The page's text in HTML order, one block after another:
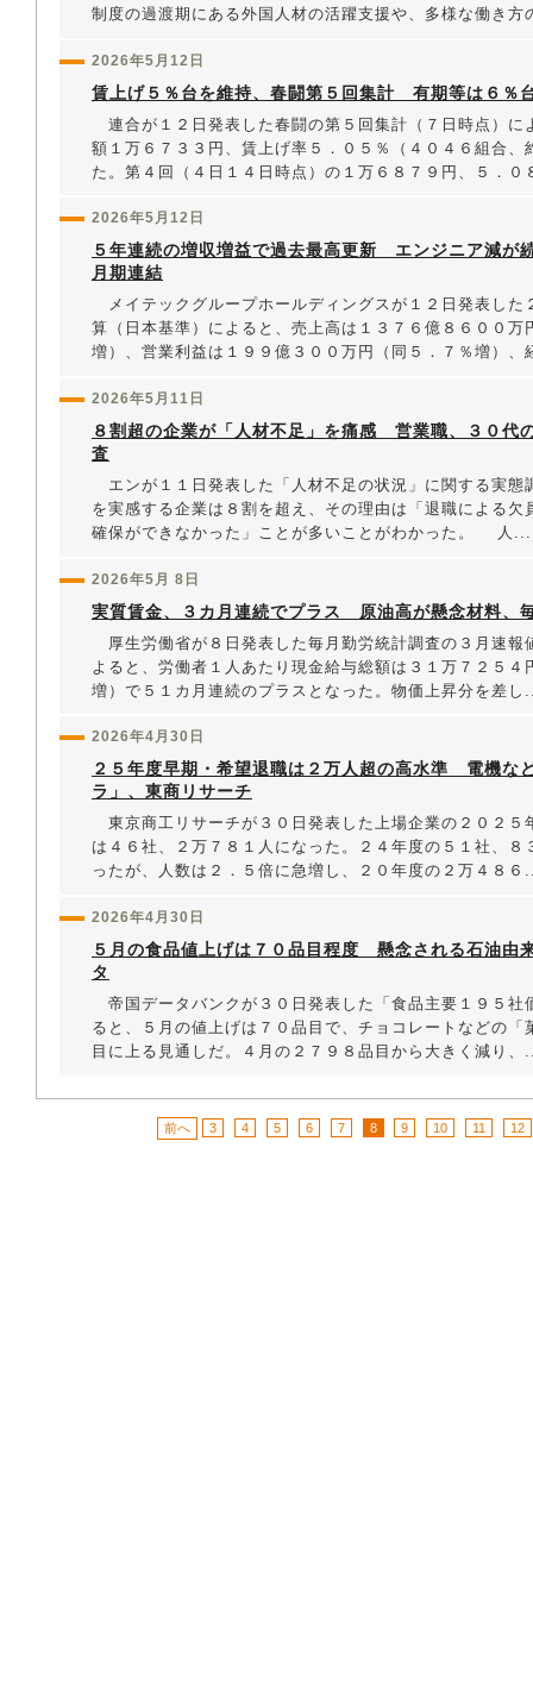
制度の過渡期にある外国人材の活躍支援や、多様な働き
2026年5月12日
賃上げ５％台を維持、春闘第５回集計 有期等は６％
連合が１２日発表した春闘の第５回集計（７日時点）に
額１万６７３３円、賃上げ率５．０５％（４０４６組合、
た。第４回（４日１４日時点）の１万６８７９円、５．０
2026年5月12日
５年連続の増収増益で過去最高更新 エンジニア減が
月期連結
メイテックグループホールディングスが１２日発表した
算（日本基準）によると、売上高は１３７６億８６００万
増）、営業利益は１９９億３００万円（同５．７％増）、
2026年5月11日
８割超の企業が「人材不足」を痛感 営業職、３０代
査
エンが１１日発表した「人材不足の状況」に関する実態
を実感する企業は８割を超え、その理由は「退職による欠
確保ができなかった」ことが多いことがわかった。 人...
2026年5月 8日
実質賃金、３カ月連続でプラス 原油高が懸念材料、
厚生労働省が８日発表した毎月勤労統計調査の３月速報
よると、労働者１人あたり現金給与総額は３１万７２５４
増）で５１カ月連続のプラスとなった。物価上昇分を差し
2026年4月30日
２５年度早期・希望退職は２万人超の高水準 電機な
ラ」、東商リサーチ
東京商工リサーチが３０日発表した上場企業の２０２５
は４６社、２万７８１人になった。２４年度の５１社、８
ったが、人数は２．５倍に急増し、２０年度の２万４８６
2026年4月30日
５月の食品値上げは７０品目程度 懸念される石油由
タ
帝国データバンクが３０日発表した「食品主要１９５社
ると、５月の値上げは７０品目で、チョコレートなどの「
目に上る見通しだ。４月の２７９８品目から大きく減り、
前へ 3 4 5 6 7 8 9 10 11 12